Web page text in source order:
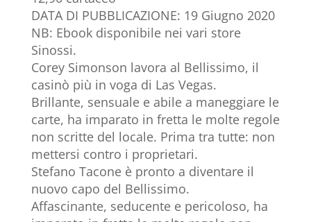
DATA DI PUBBLICAZIONE: 19 Giugno 2020
NB: Ebook disponibile nei vari store
Sinossi.
Corey Simonson lavora al Bellissimo, il
casinò più in voga di Las Vegas.
Brillante, sensuale e abile a maneggiare le
carte, ha imparato in fretta le molte regole
non scritte del locale. Prima tra tutte: non
mettersi contro i proprietari.
Stefano Tacone è pronto a diventare il
nuovo capo del Bellissimo.
Affascinante, seducente e pericoloso, ha